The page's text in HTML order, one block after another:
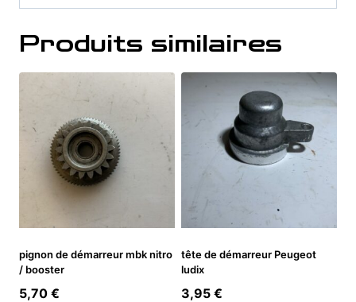
Produits similaires
pignon de démarreur mbk nitro
/ booster
5,70 €
tête de démarreur Peugeot
ludix
3,95 €